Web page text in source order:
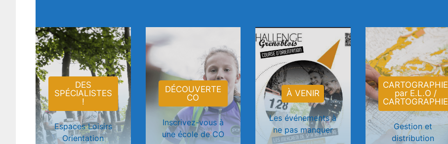
DES
SPÉCIALISTES
!
Espaces Loisirs
Orientation
DÉCOUVERTE
CO
Inscrivez-vous à
une école de CO
À VENIR
Les événements à
ne pas manquer
CARTOGRAPHIE
par E.L.O /
CARTOGRAPHIE
Gestion et
distribution